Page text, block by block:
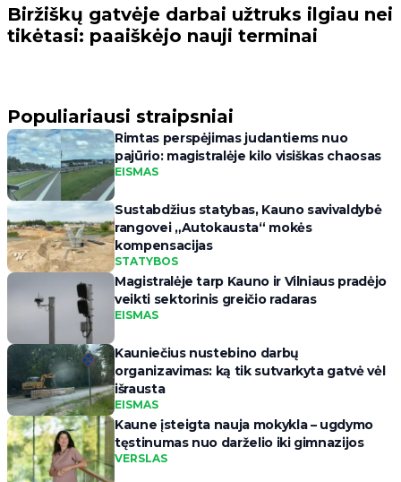
Biržiškų gatvėje darbai užtruks ilgiau nei
tikėtasi: paaiškėjo nauji terminai
Populiariausi straipsniai
Rimtas perspėjimas judantiems nuo
pajūrio: magistralėje kilo visiškas chaosas
EISMAS
Sustabdžius statybas, Kauno savivaldybė
rangovei „Autokausta“ mokės
kompensacijas
STATYBOS
Magistralėje tarp Kauno ir Vilniaus pradėjo
veikti sektorinis greičio radaras
EISMAS
Kauniečius nustebino darbų
organizavimas: ką tik sutvarkyta gatvė vėl
išrausta
EISMAS
Kaune įsteigta nauja mokykla – ugdymo
tęstinumas nuo darželio iki gimnazijos
VERSLAS